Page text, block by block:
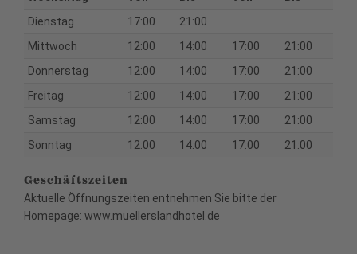
Dienstag
17:00
21:00
Mittwoch
12:00 14:00 17:00
21:00
Donnerstag
12:00 14:00 17:00
21:00
Freitag
12:00 14:00 17:00
21:00
Samstag
12:00 14:00 17:00
21:00
Sonntag
12:00 14:00 17:00 21:00
Geschäftszeiten
Aktuelle Öffnungszeiten entnehmen Sie bitte der
Homepage: www.muellerslandhotel.de